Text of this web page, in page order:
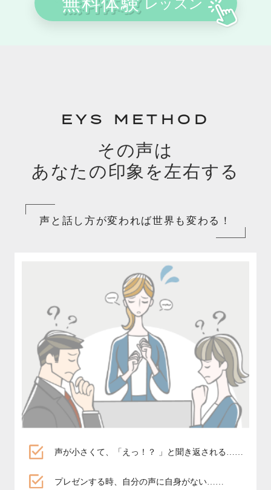
EYS METHOD
その声は
あなたの印象を左右する
声と話し方が変われば世界も変わる！
声が小さくて、「えっ！？ 」と聞き返される……
プレゼンする時、自分の声に自身がない……